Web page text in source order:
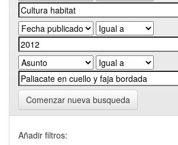
Comenzar nueva busqueda
Añadir filtros: